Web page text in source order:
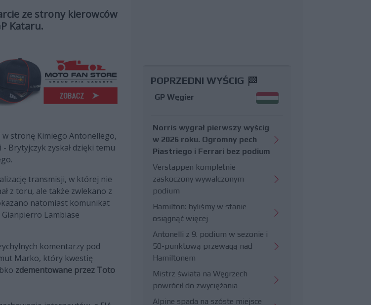
ze strony kierowców
Kataru.
w stronę Kimiego Antonellego,
Brytyjczyk zyskał dzięki temu
transmisji, w której nie
z toru, ale także zwlekano z
natomiast komunikat
Lambiase
komentarzy pod
Marko, który kwestię
zdementowane przez Toto
POPRZEDNI WYŚCIG
GP Węgier
Norris wygrał pierwszy wyścig
w 2026 roku. Ogromny pech
Piastriego i Ferrari bez podium
Verstappen kompletnie
zaskoczony wywalczonym
podium
Hamilton: byliśmy w stanie
osiągnąć więcej
Antonelli z 9. podium w sezonie i
50-punktową przewagą nad
Hamiltonem
Mistrz świata na Węgrzech
powrócił do zwyciężania
Alpine spada na szóste miejsce